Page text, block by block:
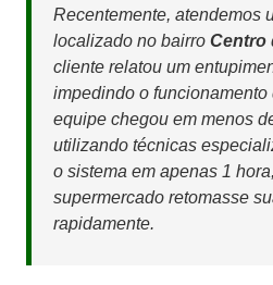
Recentemente, atendemos
localizado no bairro Centro
cliente relatou um
impedindo o funcionamento
equipe chegou em menos
utilizando técnicas
o sistema em apenas 1
supermercado retomasse
rapidamente.